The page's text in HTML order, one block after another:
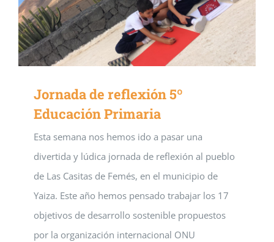
Jornada de reflexión 5º
Educación Primaria
Esta semana nos hemos ido a pasar una
divertida y lúdica jornada de reflexión al pueblo
de Las Casitas de Femés, en el municipio de
Yaiza. Este año hemos pensado trabajar los 17
objetivos de desarrollo sostenible propuestos
por la organización internacional ONU